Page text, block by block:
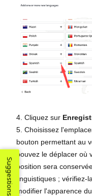
4. Cliquez sur
5. Choisissez
bouton permettant au
pouvez le déplacer où
position sera
linguistiques ;
modifier l'apparence
Suggestions